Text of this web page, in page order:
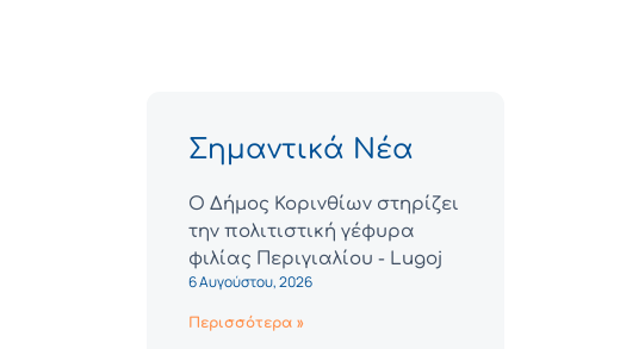
Σημαντικά Νέα
Ο Δήμος Κορινθίων στηρίζει
την πολιτιστική γέφυρα
φιλίας Περιγιαλίου - Lugoj
6 Αυγούστου, 2026
Περισσότερα »